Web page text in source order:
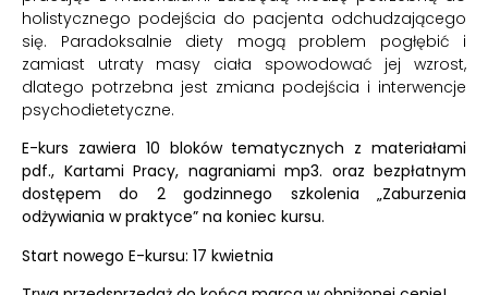
holistycznego podejścia do pacjenta odchudzającego
się. Paradoksalnie diety mogą problem pogłębić i
zamiast utraty masy ciała spowodować jej wzrost,
dlatego potrzebna jest zmiana podejścia i interwencje
psychodietetyczne.
E-kurs zawiera 10 bloków tematycznych z materiałami
pdf., Kartami Pracy, nagraniami mp3. oraz bezpłatnym
dostępem do 2 godzinnego szkolenia „Zaburzenia
odżywiania w praktyce” na koniec kursu.
Start nowego E-kursu: 17 kwietnia